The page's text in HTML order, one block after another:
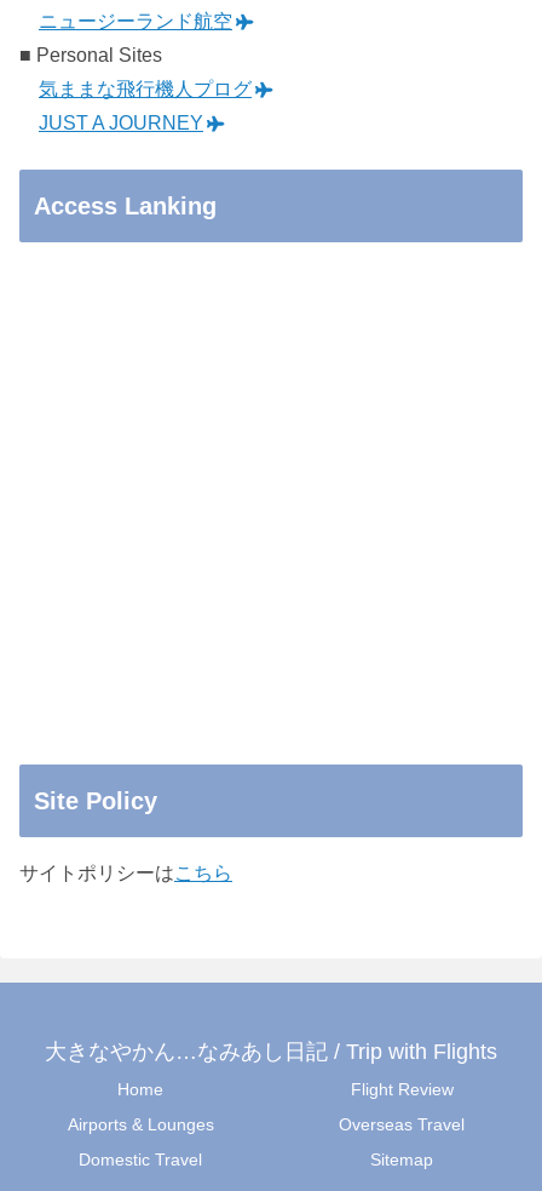
ニュージーランド航空
■ Personal Sites
気ままな飛行機人プログ
JUST A JOURNEY
Access Lanking
Site Policy
サイトポリシーはこちら
大きなやかん…なみあし日記 / Trip with Flights
Home
Flight Review
Airports & Lounges
Overseas Travel
Domestic Travel
Sitemap